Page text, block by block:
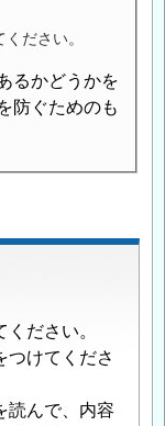
ださい。
るかどうかを
防ぐためのも
ださい。
つけてくださ
読んで、内容